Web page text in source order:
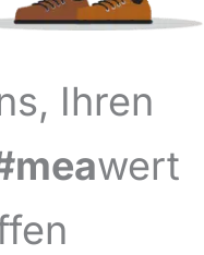
Ihren
wert